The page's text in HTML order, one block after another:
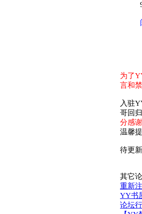
为了
言和
入驻
哥回
分感
温馨
待更
其它
重新
YY书
论坛